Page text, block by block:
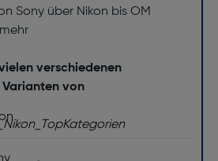
Sony über Nikon bis OM
verschiedenen
von